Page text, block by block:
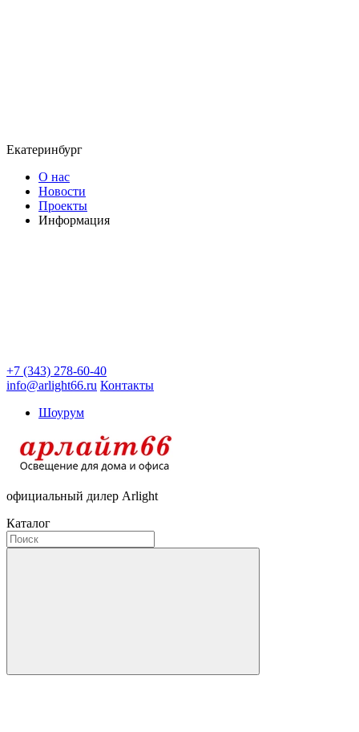
Екатеринбург
О нас
Новости
Проекты
Информация
+7 (343) 278-60-40
info@arlight66.ru Контакты
Шоурум
официальный дилер Arlight
Каталог